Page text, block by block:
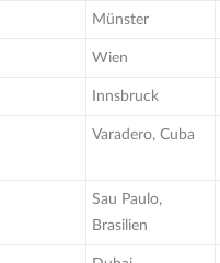
Münster
Wien
Innsbruck
Varadero, Cuba
Sau Paulo,
Brasilien